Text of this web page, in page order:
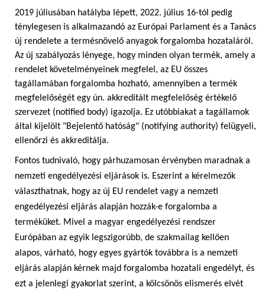
2019 júliusában hatályba lépett, 2022. július 16-tól pedig
ténylegesen is alkalmazandó az Európai Parlament és a Tanács
új rendelete a termésnövelő anyagok forgalomba hozataláról.
Az új szabályozás lényege, hogy minden olyan termék, amely a
rendelet követelményeinek megfelel, az EU összes
tagállamában forgalomba hozható, amennyiben a termék
megfelelőségét egy ún. akkreditált megfelelőség értékelő
szervezet (notified body) igazolja. Ez utóbbiakat a tagállamok
által kijelölt "Bejelentő hatóság" (notifying authority) felügyeli,
ellenőrzi és akkreditálja.
Fontos tudnivaló, hogy párhuzamosan érvényben maradnak a
nemzeti engedélyezési eljárások is. Eszerint a kérelmezők
választhatnak, hogy az új EU rendelet vagy a nemzeti
engedélyezési eljárás alapján hozzák-e forgalomba a
terméküket. Mivel a magyar engedélyezési rendszer
Európában az egyik legszigorúbb, de szakmailag kellően
alapos, várható, hogy egyes gyártók továbbra is a nemzeti
eljárás alapján kérnek majd forgalomba hozatali engedélyt, és
ezt a jelenlegi gyakorlat szerint, a kölcsönös elismerés elvét